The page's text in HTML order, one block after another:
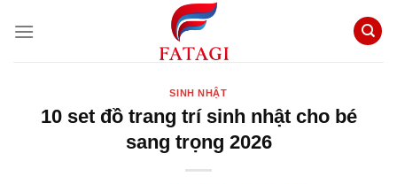
đến
SINH NHẬT
10 set đồ trang trí sinh nhật cho bé
sang trọng 2026